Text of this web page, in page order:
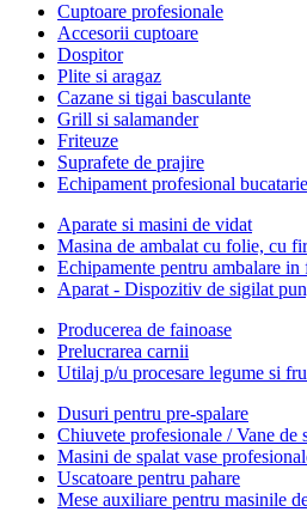
Cuptoare profesionale
Accesorii cuptoare
Dospitor
Plite si aragaz
Cazane si tigai basculante
Grill si salamander
Friteuze
Suprafete de prajire
Echipament profesional bucatarie
Aparate si masini de vidat
Masina de ambalat cu folie, cu
Echipamente pentru ambalare
Aparat - Dispozitiv de sigilat
Producerea de fainoase
Prelucrarea carnii
Utilaj p/u procesare legume si
Dusuri pentru pre-spalare
Chiuvete profesionale / Vane de
Masini de spalat vase
Uscatoare pentru pahare
Mese auxiliare pentru masinile